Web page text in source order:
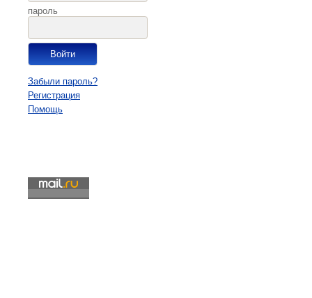
пароль
Забыли пароль?
Регистрация
Помощь